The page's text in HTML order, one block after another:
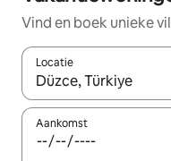
Vind en boek unieke
Locatie
Wanneer er
Aankomst